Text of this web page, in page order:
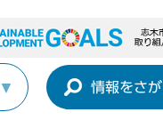
情報をさ